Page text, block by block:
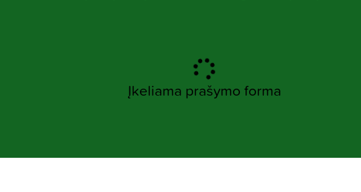
Įkeliama prašymo forma